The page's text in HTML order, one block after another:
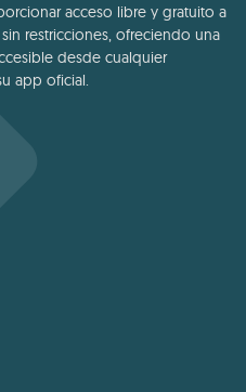
acceso libre y gratuito a
restricciones, ofreciendo una
desde cualquier
app oficial.